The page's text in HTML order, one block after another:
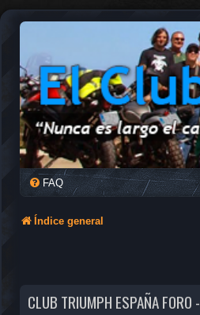
FAQ
Índice general
CLUB TRIUMPH ESPAÑA FORO